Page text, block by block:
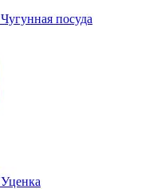
Чугунная посуда
Уценка